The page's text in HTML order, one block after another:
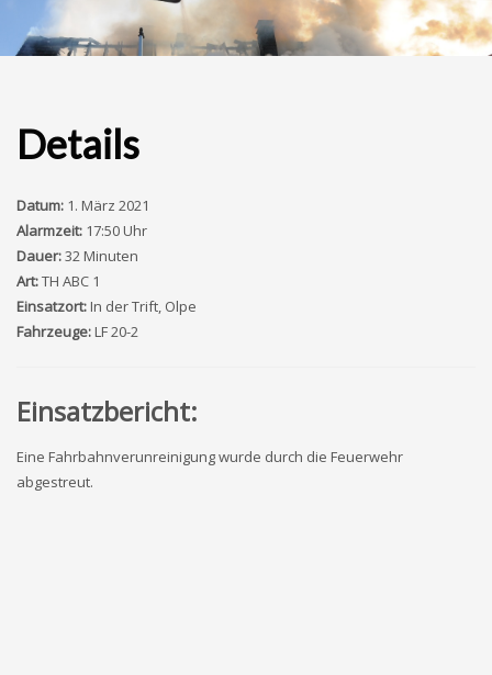
Details
Datum: 1. März 2021
Alarmzeit: 17:50 Uhr
Dauer:32 Minuten
Art:TH ABC 1
Einsatzort:In der Trift, Olpe
Fahrzeuge:LF 20-2
Einsatzbericht:
Eine Fahrbahnverunreinigung wurde durch die Feuerwehr
abgestreut.